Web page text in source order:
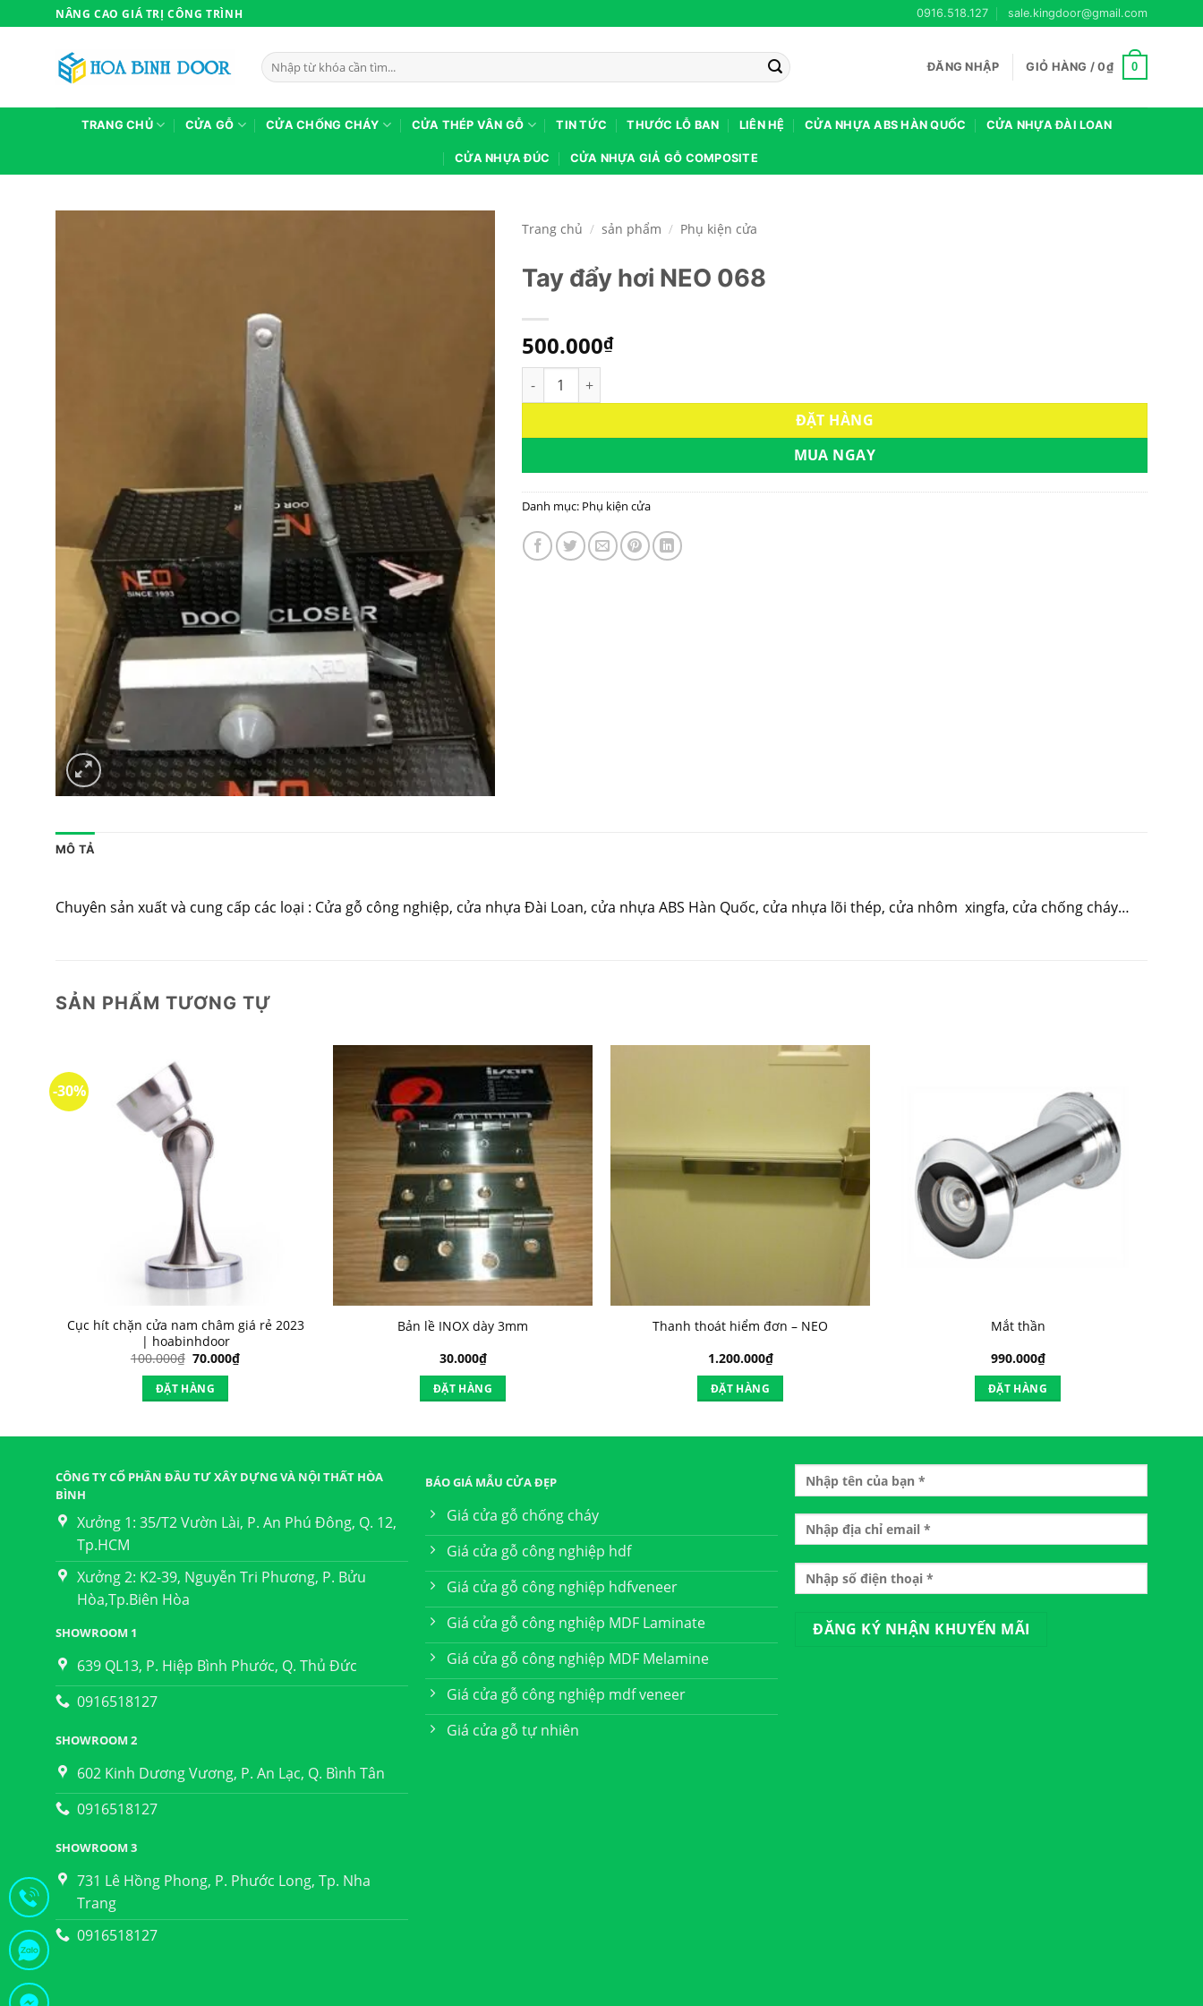
qua
NÂNG CAO GIÁ TRỊ CÔNG TRÌNH 0916.518.127 sale.kingdoor@gmail.com
Tìm
kiếm:
ĐĂNG NHẬP GIỎ HÀNG /0₫ 0
TRANG CHỦ CỬA GỖ CỬA CHỐNG CHÁY CỬA THÉP VÂN GỖ TIN TỨC THƯỚC LỖ BAN LIÊN HỆ CỬA NHỰA ABS HÀN QUỐC CỬA NHỰA ĐÀI LOAN
CỬA NHỰA ĐÚC CỬA NHỰA GIẢ GỖ COMPOSITE
Trang chủ / sản phẩm / Phụ kiện cửa
Tay đẩy hơi NEO 068
500.000₫
Tay đẩy hơi NEO 068 số lượng
ĐẶT HÀNG
MUA NGAY
Danh mục: Phụ kiện cửa
MÔ TẢ
Chuyên sản xuất và cung cấp các loại : Cửa gỗ công nghiệp, cửa nhựa Đài Loan, cửa nhựa ABS Hàn Quốc, cửa nhựa lõi thép, cửa nhôm xingfa, cửa chống cháy…
SẢN PHẨM TƯƠNG TỰ
-30%
Cục hít chặn cửa nam châm giá rẻ 2023
| hoabinhdoor
100.000₫ Giá
là:
100.000₫.
70.000₫Giá
ĐẶT HÀNG
Bản lề INOX dày 3mm
30.000₫
ĐẶT HÀNG
Thanh thoát hiểm đơn – NEO
1.200.000₫
ĐẶT HÀNG
Mắt thần
990.000₫
ĐẶT HÀNG
CÔNG TY CỔ PHẦN ĐẦU TƯ XÂY DỰNG VÀ NỘI THẤT HÒA
BÌNH
Xưởng 1: 35/T2 Vườn Lài, P. An Phú Đông, Q. 12,
Tp.HCM
Xưởng 2: K2-39, Nguyễn Tri Phương, P. Bửu
Hòa,Tp.Biên Hòa
SHOWROOM 1
639 QL13, P. Hiệp Bình Phước, Q. Thủ Đức
0916518127
SHOWROOM 2
602 Kinh Dương Vương, P. An Lạc, Q. Bình Tân
0916518127
SHOWROOM 3
731 Lê Hồng Phong, P. Phước Long, Tp. Nha
Trang
0916518127
BÁO GIÁ MẪU CỬA ĐẸP
Giá cửa gỗ chống cháy
Giá cửa gỗ công nghiệp hdf
Giá cửa gỗ công nghiệp hdfveneer
Giá cửa gỗ công nghiệp MDF Laminate
Giá cửa gỗ công nghiệp MDF Melamine
Giá cửa gỗ công nghiệp mdf veneer
Giá cửa gỗ tự nhiên